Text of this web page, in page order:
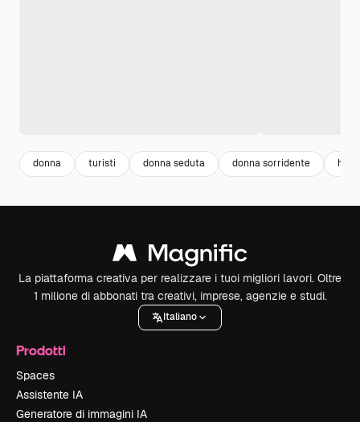
donna turisti donna seduta donna sorridente
La piattaforma creativa per realizzare i tuoi migliori lavori. Oltre
1 milione di abbonati tra creativi, imprese, agenzie e studi.
Italiano
Prodotti
Spaces
Assistente IA
Generatore di immagini IA